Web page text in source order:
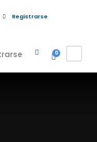
Registrarse
0